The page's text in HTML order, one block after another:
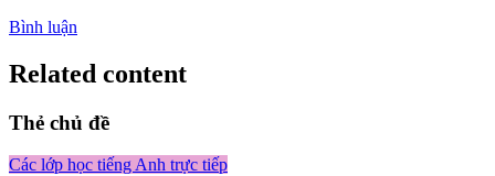
Bình luận
Related content
Thẻ chủ đề
Các lớp học tiếng Anh trực tiếp